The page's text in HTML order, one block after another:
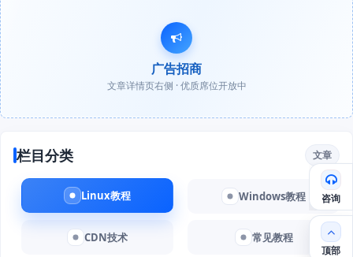
广告招商
文章详情页右侧 · 优质席位开放中
栏目分类 文章
Linux教程 Windows教程
CDN技术 常见教程
咨询
顶部